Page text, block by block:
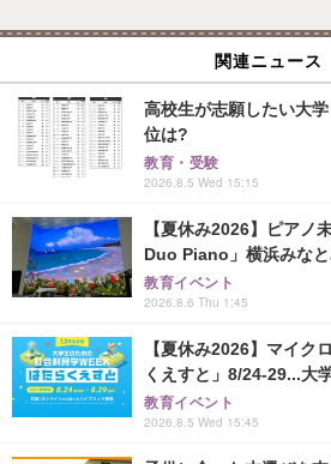
関連ニュース
高校生が志願したい大
位は?
教育・受験
2026.8.5 Wed 15:15
【夏休み2026】ピアノ
Duo Piano」横浜みな
教育イベント
2026.8.6 Thu 1:45
【夏休み2026】マイク
くえすと」8/24-29...大
教育イベント
2026.8.5 Wed 15:45